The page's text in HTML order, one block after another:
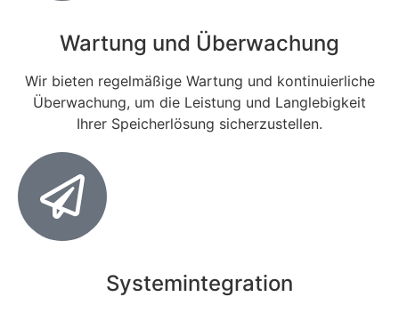
Wartung und Überwachung
Wir bieten regelmäßige Wartung und kontinuierliche
Überwachung, um die Leistung und Langlebigkeit
Ihrer Speicherlösung sicherzustellen.
Systemintegration